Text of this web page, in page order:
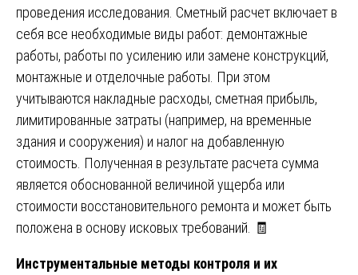
проведения исследования. Сметный расчет включает в
себя все необходимые виды работ: демонтажные
работы, работы по усилению или замене конструкций,
монтажные и отделочные работы. При этом
учитываются накладные расходы, сметная прибыль,
лимитированные затраты (например, на временные
здания и сооружения) и налог на добавленную
стоимость. Полученная в результате расчета сумма
является обоснованной величиной ущерба или
стоимости восстановительного ремонта и может быть
положена в основу исковых требований. 🧾
Инструментальные методы контроля и их